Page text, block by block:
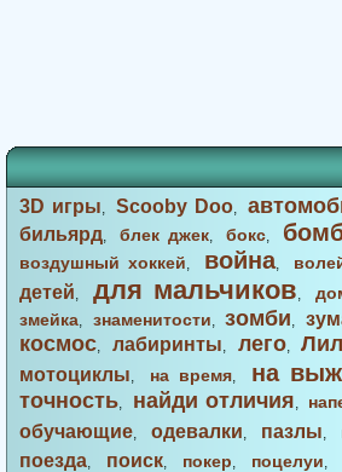
3D игры,Scooby Doo,
бильярд,блек джек,бокс,
воздушный хоккей, война,
детей, для мальчиков,
змейка, знаменитости,зомби,
космос, лабиринты, лего,
мотоциклы, на время, на
точность, найди отличия,
обучающие, одевалки, пазлы,
поезда, поиск, покер, поцелуи,